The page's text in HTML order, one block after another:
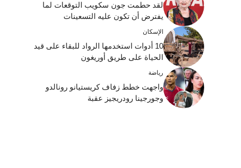
لقد حطمت جون سكويب التوقعات لما
يفترض أن تكون عليه التسعينات
الإسكان
10 أدوات استخدمها الرواد للبقاء على قيد
الحياة على طريق أوريغون
رياضة
واجهت خطط زفاف كريستيانو رونالدو
وجورجينا رودريجيز عقبة